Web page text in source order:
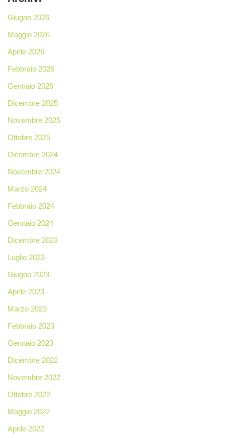
Giugno 2026
Maggio 2026
Aprile 2026
Febbraio 2026
Gennaio 2026
Dicembre 2025
Novembre 2025
Ottobre 2025
Dicembre 2024
Novembre 2024
Marzo 2024
Febbraio 2024
Gennaio 2024
Dicembre 2023
Luglio 2023
Giugno 2023
Aprile 2023
Marzo 2023
Febbraio 2023
Gennaio 2023
Dicembre 2022
Novembre 2022
Ottobre 2022
Maggio 2022
Aprile 2022